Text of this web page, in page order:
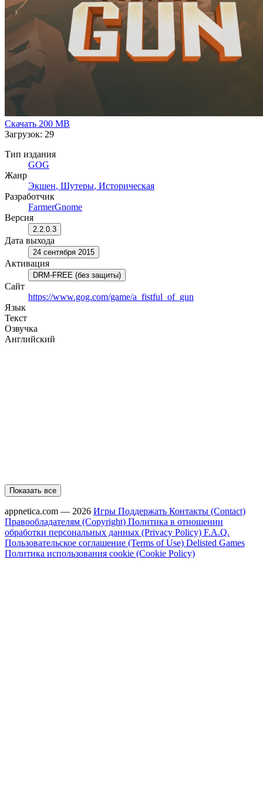
Скачать 200 MB
Загрузок: 29
Тип издания
GOG
Жанр
Экшен, Шутеры, Историческая
Разработчик
FarmerGnome
Версия
2.2.0.3
Дата выхода
24 сентября 2015
Активация
DRM-FREE (без защиты)
Сайт
https://www.gog.com/game/a_fistful_of_gun
Язык
Текст
Озвучка
Английский
Показать все
appnetica.com — 2026 Игры Поддержать Контакты (Contact)
Правообладателям (Copyright) Политика в отношении
обработки персональных данных (Privacy Policy) F.A.Q.
Пользовательское соглашение (Terms of Use) Delisted Games
Политика использования cookie (Cookie Policy)